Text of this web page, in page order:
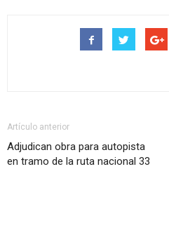
Artículo anterior
Adjudican obra para autopista
en tramo de la ruta nacional 33